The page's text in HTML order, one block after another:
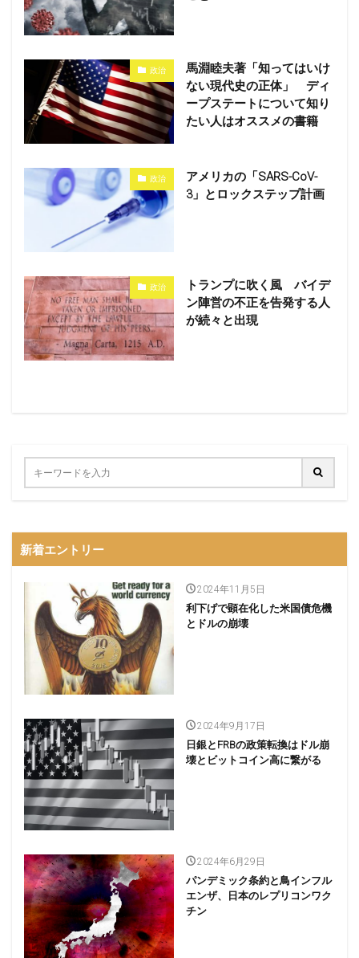
政治
馬淵睦夫著「知ってはいけ
ない現代史の正体」 ディ
ープステートについて知り
たい人はオススメの書籍
政治
アメリカの「SARS-CoV-
3」とロックステップ計画
政治
トランプに吹く風 バイデ
ン陣営の不正を告発する人
が続々と出現
新着エントリー
2024年11月5日
利下げで顕在化した米国債危機
とドルの崩壊
2024年9月17日
日銀とFRBの政策転換はドル崩
壊とビットコイン高に繋がる
2024年6月29日
パンデミック条約と鳥インフル
エンザ、日本のレプリコンワク
チン